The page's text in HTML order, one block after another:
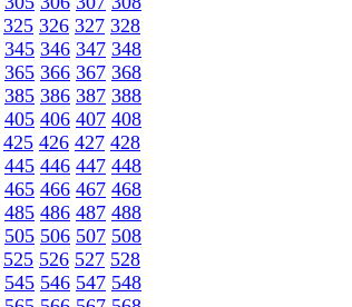
325 326 327 328
345 346 347 348
365 366 367 368
385 386 387 388
405 406 407 408
425 426 427 428
445 446 447 448
465 466 467 468
485 486 487 488
505 506 507 508
525 526 527 528
545 546 547 548